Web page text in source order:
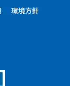
環境方針